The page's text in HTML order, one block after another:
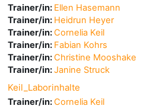
Trainer/in: Ellen Hasemann
Trainer/in: Heidrun Heyer
Trainer/in:Cornelia Keil
Trainer/in: Fabian Kohrs
Trainer/in:Christine Mooshake
Trainer/in:Janine Struck
Keil_Laborinhalte
Trainer/in:Cornelia Keil